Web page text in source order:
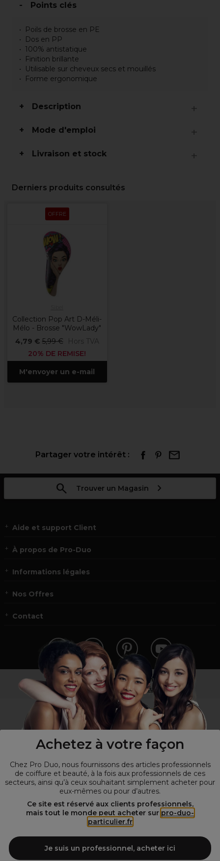
Achetez à votre façon
Chez Pro Duo, nous fournissons des articles professionnels
de coiffure et beauté, à la fois aux professionnels de ces
secteurs, ainsi qu’à ceux souhaitant simplement acheter pour
eux-mêmes ou pour d’autres.
Ce site est réservé aux clients professionnels,
mais tout le monde peut acheter sur pro-duo-
particulier.fr
Je suis un professionnel, acheter ici
Points clés
Poils de brosse en PE
Dos en PP
100% antistatique
Finition brillante
Utilisable sur cheveux secs et mouillés
Forme ergonomique
Description
Mode d'emploi
Livraison et stock
Derniers produits consultés
OFFRE
Collection Pop Art D-Méli-
Mélo - Brosse "WowLady"
4,79 € 5,99 €
Hors TVA
20% DE REMISE!
M'envoyer un e-mail
Partager votre intérêt :
Trouver un Magasin
Aide et support Client
À propos de Pro-Duo
Informations légales
Nos Offres
Contact
Vous n’êtes pas un professionnel ?
Visitez notre site pour les particuliers!
Spécialiste de la coiffure et de la beauté, nous vous proposons une
large sélection de produits professionnels pour la coiffure et
Duo le fournisseur incontournable des salons de coiffure et instituts
de beauté! Notre gamme de produits s’adresse également à tous ceux
qui sont à la recherche de produits et d'accessoires de coiffure et de